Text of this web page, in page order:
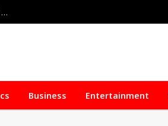
Weekly Horoscope 9 Aug to 15 Aug 2026 : अगस्त का दूसरा सप्ताह: किस राशि को मिलेगा लाभ, किसे बरतनी होगी सावधानी?
Business Entertainment